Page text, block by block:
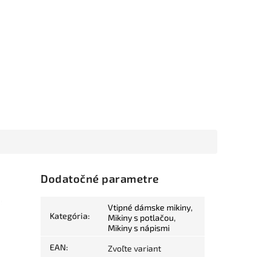
Dodatočné parametre
Kategória:
Vtipné dámske mikiny,
Mikiny s potlačou,
Mikiny s nápismi
EAN: Zvoľte variant